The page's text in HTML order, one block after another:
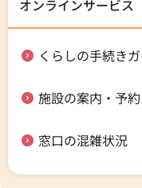
オンラインサービス
くらしの手続き
施設の案内・予約
窓口の混雑状況